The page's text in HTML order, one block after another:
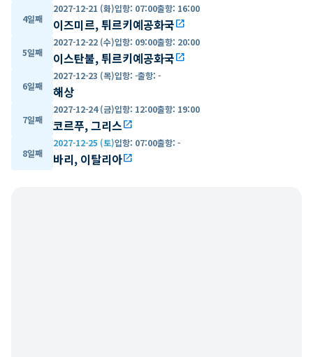
4일째
2027-12-21 (화)입항: 07:00출항: 16:00
이즈미르, 튀르키예공화국open_in_new
5일째
2027-12-22 (수)입항: 09:00출항: 20:00
이스탄불, 튀르키예공화국open_in_new
6일째
2027-12-23 (목)입항: -출항: -
해상
7일째
2027-12-24 (금)입항: 12:00출항: 19:00
코르푸, 그리스open_in_new
8일째
2027-12-25 (토)입항: 07:00출항: -
바리, 이탈리아open_in_new